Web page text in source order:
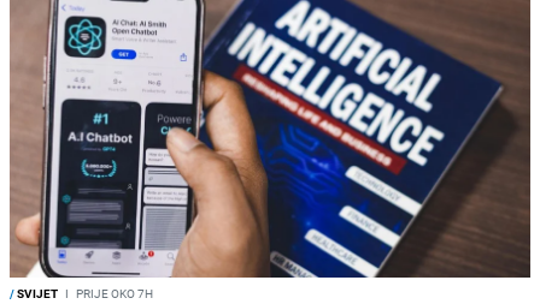
/SVIJET I PRIJE OKO 7H